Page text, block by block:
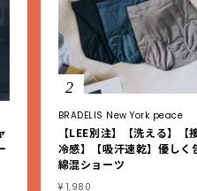
2
BRADELIS New York peace
【LEE別注】【洗える】【
冷感】【吸汗速乾】優しく
綿混ショーツ
¥ 1,980